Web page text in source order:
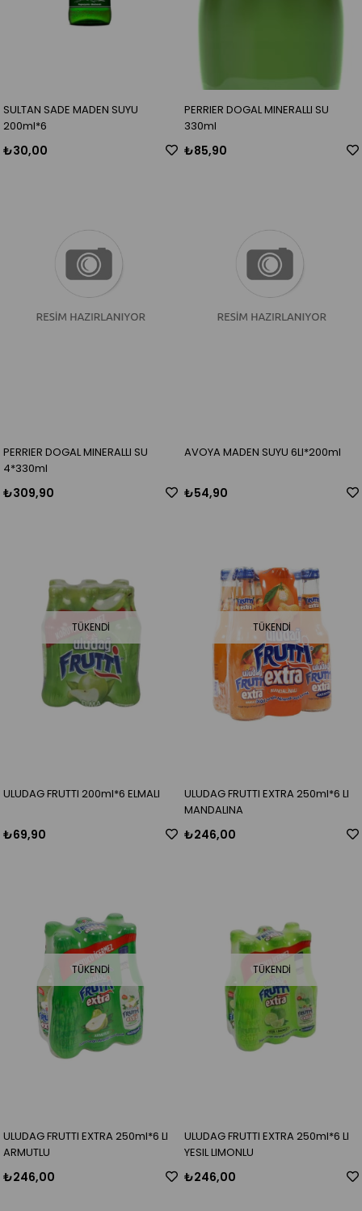
SULTAN SADE MADEN SUYU
200ml*6
₺30,00
PERRIER DOGAL MINERALLI SU
330ml
₺85,90
PERRIER DOGAL MINERALLI SU
4*330ml
₺309,90
AVOYA MADEN SUYU 6LI*200ml
₺54,90
TÜKENDI
ULUDAG FRUTTI 200ml*6 ELMALI
₺69,90
TÜKENDI
ULUDAG FRUTTI EXTRA 250ml*6 LI
MANDALINA
₺246,00
TÜKENDI
ULUDAG FRUTTI EXTRA 250ml*6 LI
ARMUTLU
₺246,00
TÜKENDI
ULUDAG FRUTTI EXTRA 250ml*6 LI
YESIL LIMONLU
₺246,00